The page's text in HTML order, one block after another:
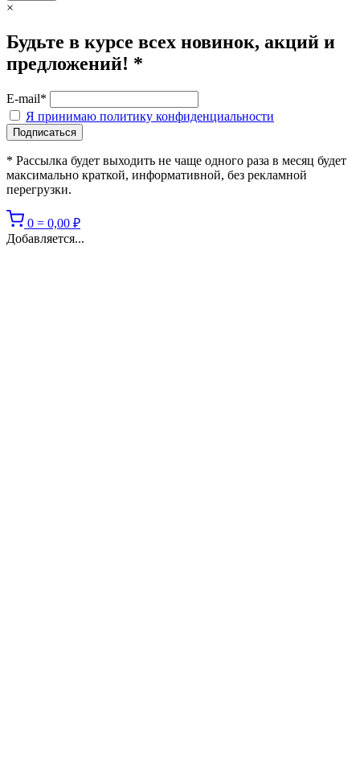
×
Будьте в курсе всех новинок, акций и
предложений! *
E-mail*
Я принимаю политику конфиденциальности
* Рассылка будет выходить не чаще одного раза в месяц будет
максимально краткой, информативной, без рекламной
перегрузки.
0 = 0,00 ₽
Добавляется...